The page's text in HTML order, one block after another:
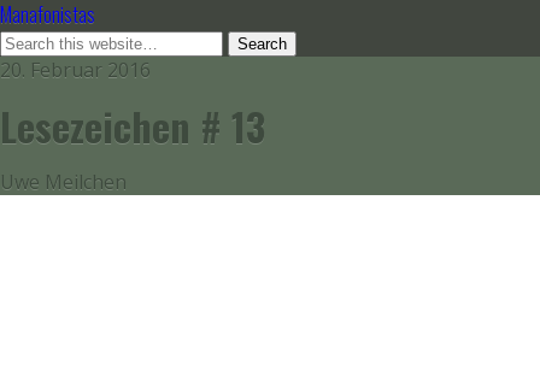
Manafonistas
20. Februar 2016
Lesezeichen # 13
Uwe Meilchen